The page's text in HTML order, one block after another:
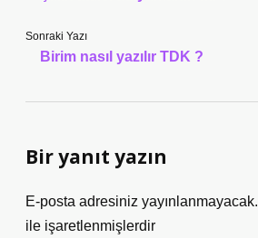
Sonraki Yazı
Birim nasıl yazılır TDK ?
Bir yanıt yazın
E-posta adresiniz yayınlanmayacak.
ile işaretlenmişlerdir